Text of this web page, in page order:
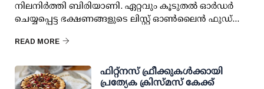
നിലനിര്‍ത്തി ബിരിയാണി. ഏറ്റവും കൂടുതല്‍ ഓര്‍ഡര്‍
ചെയ്യപ്പെട്ട ഭക്ഷണങ്ങളുടെ ലിസ്റ്റ് ഓണ്‍ലൈന്‍ ഫുഡ്...
READ MORE
ഫിറ്റ്‌നസ് ഫ്രീക്കുകള്‍ക്കായി
പ്രത്യേക ക്രിസ്മസ് കേക്ക്